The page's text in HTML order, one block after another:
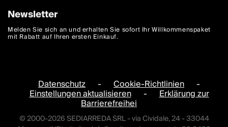
Newsletter
Melden Sie sich an und erhalten Sie sofort Ihr Willkommenspaket
mit Rabatt auf Ihren ersten Einkauf.
Datenschutz - Cookie-Richtlinien -
Einstellungen aktualisieren - Erklärung zur
Barrierefreihei
© 2000-2026 SEDIARREDA SRL - via Cividale, 24 - 33044